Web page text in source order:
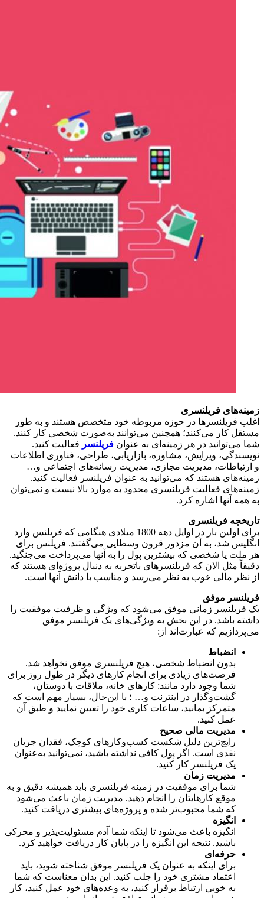
زمینه‌های فریلنسری
اغلب فریلنسرها در حوزه مربوطه خود متخصص هستند و به طور
مستقل کار می‌کنند؛ همچنین می‌توانند به‌صورت شخصی کار کنند.
شما می‌توانید در هر زمینه‌ای به‌ عنوان فریلنسر فعالیت کنید.
نویسندگی، ویرایش، مشاوره، بازاریابی، طراحی، فناوری اطلاعات
و ارتباطات، مدیریت مجازی، مدیریت رسانه‌های اجتماعی و…
زمینه‌های هستند که می‌توانید به ‌عنوان فریلنسر فعالیت کنید.
زمینه‌های فعالیت فریلنسری محدود به موارد بالا نیست و نمی‌توان
به همه آنها اشاره کرد.
تاریخچه فریلنسری
برای اولین‌ بار در اوایل دهه 1800 میلادی هنگامی که فریلنس وارد
انگلیس شد، به آن مزدور قرون وسطایی می‌گفتند. فریلنس برای
هر ملت یا شخصی که بیشترین پول را به آنها می‌پرداخت می‌جنگید.
دقیقاً مثل الان که فریلنسرهای باتجربه به دنبال پروژه‌ای هستند که
از نظر مالی خوب به نظر می‌رسد و مناسب با دانش آنها است.
فریلنسر موفق
یک فریلنسر زمانی موفق می‌شود که ویژگی و ظرفیت موفقیت را
داشته باشد. در این بخش به ویژگی‌های یک فریلنسر موفق
می‌پردازیم که عبارت‌اند از:
انضباط
بدون انضباط شخصی، هیچ فریلنسری موفق نخواهد شد.
فرصت‌های زیادی برای انجام کارهای دیگر در طول روز برای
شما وجود دارد مانند: کارهای خانه، ملاقات با دوستان،
گشت‌وگذار در اینترنت و… ؛ با این‌حال، بسیار مهم است که
متمرکز بمانید، ساعات کاری خود را تعیین نمایید و طبق آن
عمل کنید.
مدیریت مالی صحیح
رایج‌ترین دلیل شکست کسب‌وکارهای کوچک، فقدان جریان
نقدی است. اگر پول کافی نداشته باشید، نمی‌توانید به‌عنوان
یک فریلنسر کار کنید.
مدیریت زمان
شما برای موفقیت در زمینه فریلنسری باید همیشه دقیق و به‌
موقع کارهایتان را انجام دهید. مدیریت زمان باعث می‌شود
که شما محبوب‌تر شده و پروژه‌های بیشتری دریافت کنید.
انگیزه
انگیزه باعث می‌شود تا اینکه شما آدم مسئولیت‌پذیر و محرکی
باشید. نتیجه این انگیزه را در پایان کار دریافت خواهید کرد.
حرفه‌ای
برای اینکه به‌ عنوان یک فریلنسر موفق شناخته شوید، باید
اعتماد مشتری خود را جلب کنید. این بدان معناست که شما
به خوبی ارتباط برقرار کنید، به وعده‌های خود عمل ‌کنید، کار